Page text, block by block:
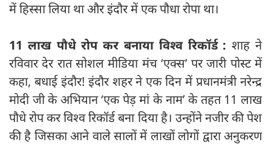
में हिस्सा लिया था और इंदौर में एक पौधा रोपा था।
11 लाख पौधे रोप कर बनाया विश्व रिकॉर्ड :शाह ने
रविवार देर रात सोशल मीडिया मंच ‘एक्स’ पर जारी पोस्ट में
कहा, बधाई इंदौर! इंदौर शहर ने एक दिन में प्रधानमंत्री नरेन्द्र
मोदी जी के अभियान ‘एक पेड़ मां के नाम’ के तहत 11 लाख
पौधे रोप कर विश्व रिकॉर्ड बना दिया है। उन्होंने नजीर की पेश
की है जिसका आने वाले सालों में लाखों लोगों द्वारा अनुकरण